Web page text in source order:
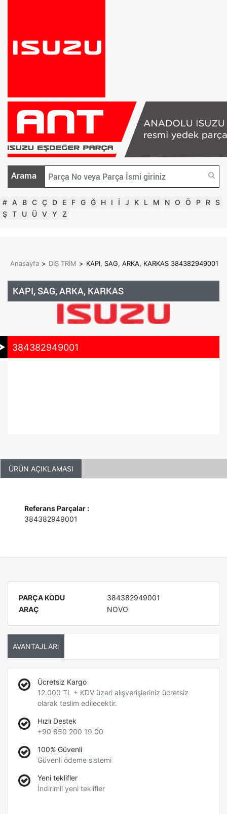
Arama
# A B C Ç D E F G Ğ H I İ J K L M N O Ö P R S
Ş T U Ü V Y Z
Anasayfa > DIŞ TRİM > KAPI, SAG, ARKA, KARKAS 384382949001
KAPI, SAG, ARKA, KARKAS
384382949001
ÜRÜN AÇIKLAMASI
Referans Parçalar :
384382949001
PARÇA KODU
384382949001
ARAÇ
NOVO
AVANTAJLAR:
Ücretsiz Kargo
12.000 TL + KDV üzeri alışverişleriniz ücretsiz
olarak teslim edilecektir.
Hızlı Destek
+90 850 200 19 00
100% Güvenli
Güvenli ödeme sistemi
Yeni teklifler
İndirimli yeni teklifler